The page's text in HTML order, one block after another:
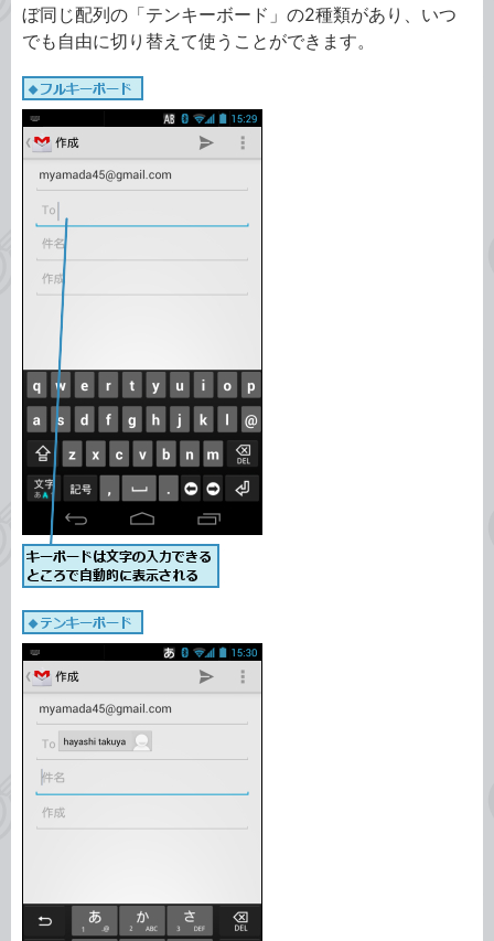
ぼ同じ配列の「テンキーボード」の2種類があり、いつ
でも自由に切り替えて使うことができます。